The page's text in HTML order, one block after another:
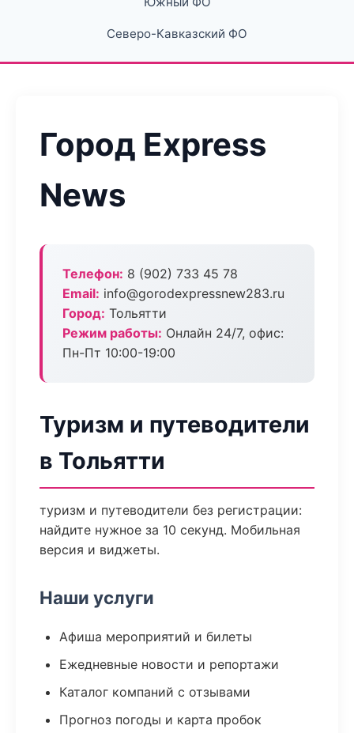
Северо-Кавказский ФО
Город Express
News
Телефон: 8 (902) 733 45 78
Email: info@gorodexpressnew283.ru
Город: Тольятти
Режим работы: Онлайн 24/7, офис:
Пн-Пт 10:00-19:00
Туризм и путеводители
в Тольятти
туризм и путеводители без регистрации:
найдите нужное за 10 секунд. Мобильная
версия и виджеты.
Наши услуги
Афиша мероприятий и билеты
Ежедневные новости и репортажи
Каталог компаний с отзывами
Прогноз погоды и карта пробок